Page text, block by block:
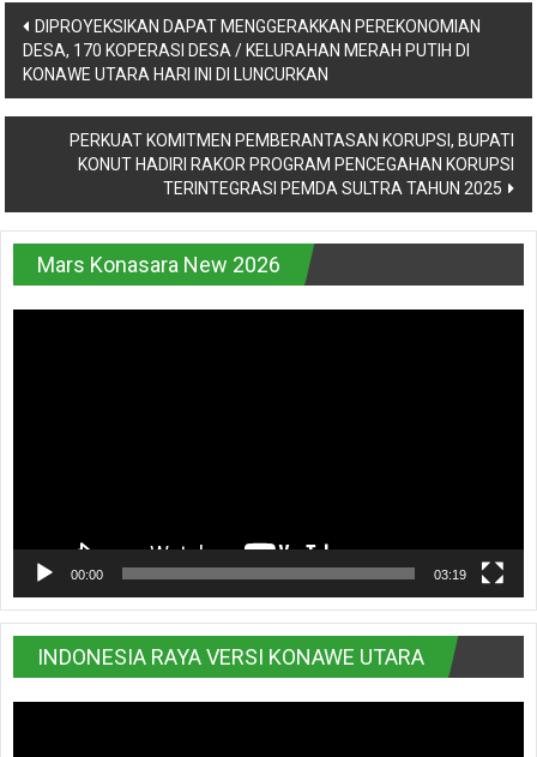
Navigasi
pos
DIPROYEKSIKAN DAPAT MENGGERAKKAN PEREKONOMIAN
DESA, 170 KOPERASI DESA / KELURAHAN MERAH PUTIH DI
KONAWE UTARA HARI INI DI LUNCURKAN
PERKUAT KOMITMEN PEMBERANTASAN KORUPSI, BUPATI
KONUT HADIRI RAKOR PROGRAM PENCEGAHAN KORUPSI
TERINTEGRASI PEMDA SULTRA TAHUN 2025
Mars Konasara New 2026
00:00 03:19
INDONESIA RAYA VERSI KONAWE UTARA